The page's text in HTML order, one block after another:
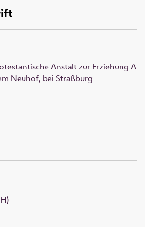
Anstalt zur Erziehung A
Neuhof, bei Straßburg